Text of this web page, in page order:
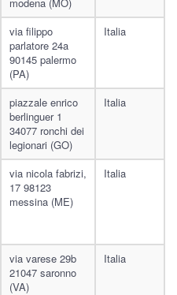
via filippo
parlatore 24a
90145 palermo
(PA)
Italia
piazzale enrico
berlinguer 1
34077 ronchi dei
legionari (GO)
Italia
via nicola fabrizi,
17 98123
messina (ME)
Italia
via varese 29b
21047 saronno
(VA)
Italia